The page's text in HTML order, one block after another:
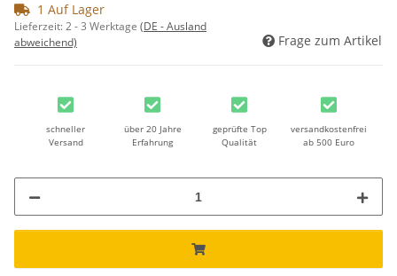
1 Auf Lager
Lieferzeit:2 - 3 Werktage (DE - Ausland
abweichend)
Frage zum Artikel
schneller
Versand
über 20 Jahre
Erfahrung
geprüfte Top
Qualität
versandkostenfrei
ab 500 Euro